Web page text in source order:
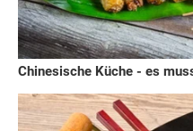
Chinesische Küche - es